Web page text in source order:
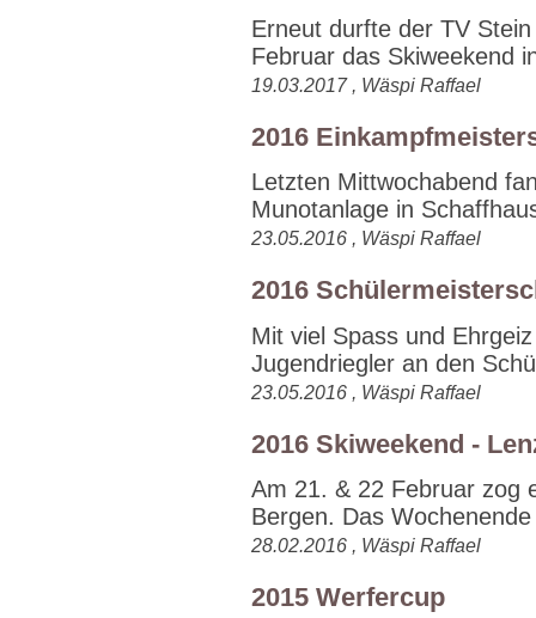
Erneut durfte der TV
Februar das Skiweekend
19.03.2017 , Wäspi Raffael
2016
Letzten Mittwochabend
Munotanlage in
23.05.2016 , Wäspi Raffael
2016
Mit viel Spass und
Jugendriegler an den
23.05.2016 , Wäspi Raffael
2016 Skiweekend -
Am 21. & 22 Februar zog
Bergen. Das
28.02.2016 , Wäspi Raffael
2015 Werfercup